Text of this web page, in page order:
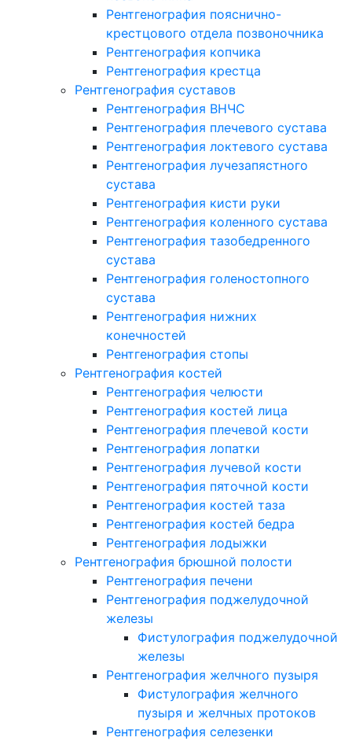
Рентгенография пояснично-
крестцового отдела позвоночника
Рентгенография копчика
Рентгенография крестца
Рентгенография суставов
Рентгенография ВНЧС
Рентгенография плечевого сустава
Рентгенография локтевого сустава
Рентгенография лучезапястного
сустава
Рентгенография кисти руки
Рентгенография коленного сустава
Рентгенография тазобедренного
сустава
Рентгенография голеностопного
сустава
Рентгенография нижних
конечностей
Рентгенография стопы
Рентгенография костей
Рентгенография челюсти
Рентгенография костей лица
Рентгенография плечевой кости
Рентгенография лопатки
Рентгенография лучевой кости
Рентгенография пяточной кости
Рентгенография костей таза
Рентгенография костей бедра
Рентгенография лодыжки
Рентгенография брюшной полости
Рентгенография печени
Рентгенография поджелудочной
железы
Фистулография поджелудочной
железы
Рентгенография желчного пузыря
Фистулография желчного
пузыря и желчных протоков
Рентгенография селезенки